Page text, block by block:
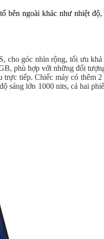
bên ngoài khác như nhiệt
cho góc nhìn rộng, tối ưu
phù hợp với những đối
tiếp. Chiếc máy có thêm
sáng lớn 1000 nits, cả hai